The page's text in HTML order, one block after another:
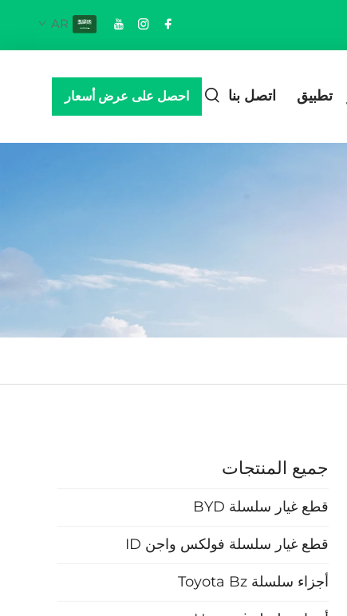
AR
تطبيق اتصل بنا احصل على عرض أسعار
جميع المنتجات
قطع غيار سلسلة BYD
قطع غيار سلسلة فولكس واجن ID
أجزاء سلسلة Toyota Bz